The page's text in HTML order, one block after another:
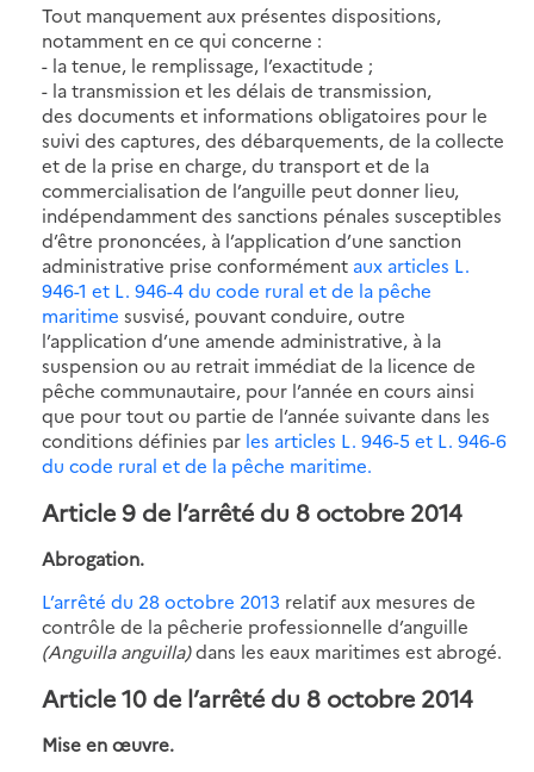
Tout manquement aux présentes dispositions,
notamment en ce qui concerne :
- la tenue, le remplissage, l’exactitude ;
- la transmission et les délais de transmission,
des documents et informations obligatoires pour le
suivi des captures, des débarquements, de la collecte
et de la prise en charge, du transport et de la
commercialisation de l’anguille peut donner lieu,
indépendamment des sanctions pénales susceptibles
d’être prononcées, à l’application d’une sanction
administrative prise conformément aux articles L.
946-1 et L. 946-4 du code rural et de la pêche
maritime susvisé, pouvant conduire, outre
l’application d’une amende administrative, à la
suspension ou au retrait immédiat de la licence de
pêche communautaire, pour l’année en cours ainsi
que pour tout ou partie de l’année suivante dans les
conditions définies par les articles L. 946-5 et L. 946-6
du code rural et de la pêche maritime.
Article 9 de l’arrêté du 8 octobre 2014
Abrogation.
L’arrêté du 28 octobre 2013 relatif aux mesures de
contrôle de la pêcherie professionnelle d’anguille
(Anguilla anguilla)dans les eaux maritimes est abrogé.
Article 10 de l’arrêté du 8 octobre 2014
Mise en œuvre.